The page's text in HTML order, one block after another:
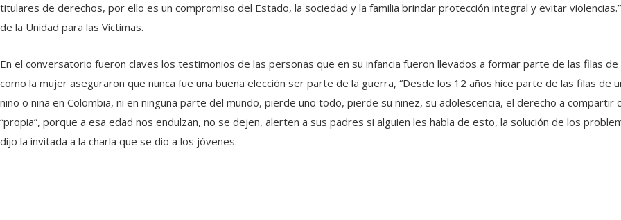
titulares de derechos, por ello es un compromiso del Estado, la sociedad y la familia brindar protección integral y evitar
de la Unidad para las Víctimas.
En el conversatorio fueron claves los testimonios de las personas que en su infancia fueron llevados a formar parte de las filas
como la mujer aseguraron que nunca fue una buena elección ser parte de la guerra, “Desde los 12 años hice parte de las filas de
niño o niña en Colombia, ni en ninguna parte del mundo, pierde uno todo, pierde su niñez, su adolescencia, el derecho a
“propia”, porque a esa edad nos endulzan, no se dejen, alerten a sus padres si alguien les habla de esto, la solución de los
dijo la invitada a la charla que se dio a los jóvenes.